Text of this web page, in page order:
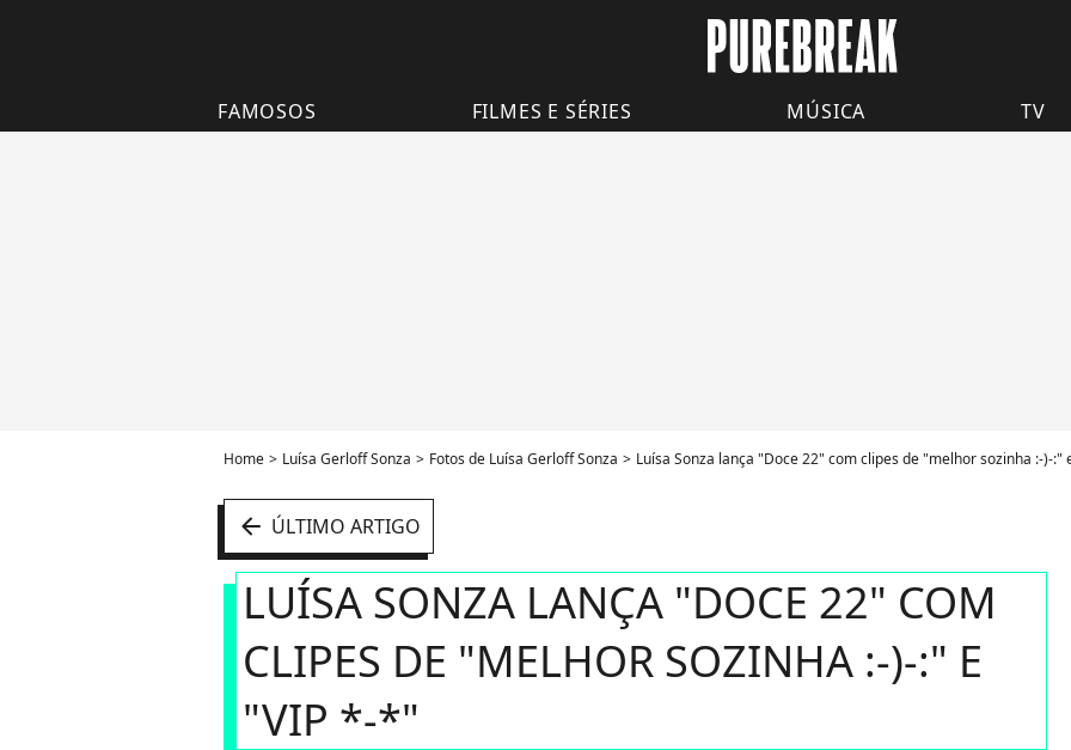
FAMOSOS FILMES E SÉRIES MÚSICA TV
Home Luísa Gerloff Sonza Fotos de Luísa Gerloff Sonza Luísa Sonza lança "Doce 22" com clipes de "melhor sozinha :-)-:"
arrow_left ÚLTIMO ARTIGO
LUÍSA SONZA LANÇA "DOCE 22" COM
CLIPES DE "MELHOR SOZINHA :-)-:" E
"VIP *-*"